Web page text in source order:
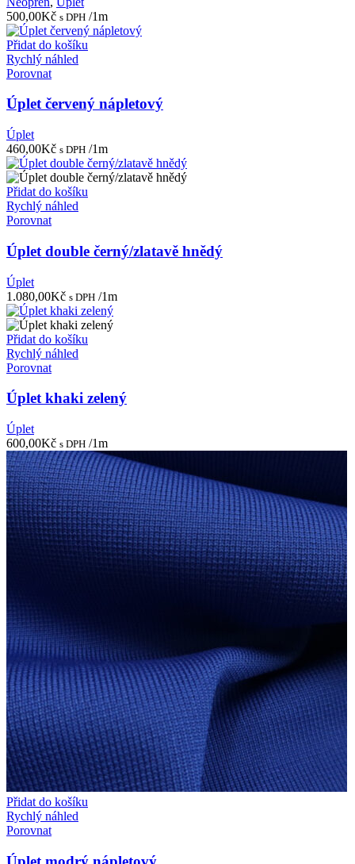
500,00Kč s DPH /1m
Přidat do košíku
Rychlý náhled
Porovnat
Úplet červený nápletový
Úplet
460,00Kč s DPH /1m
Přidat do košíku
Rychlý náhled
Porovnat
Úplet double černý/zlatavě hnědý
Úplet
1.080,00Kč s DPH /1m
Přidat do košíku
Rychlý náhled
Porovnat
Úplet khaki zelený
Úplet
600,00Kč s DPH /1m
Přidat do košíku
Rychlý náhled
Porovnat